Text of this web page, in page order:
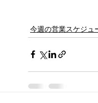
今週の営業スケジュ